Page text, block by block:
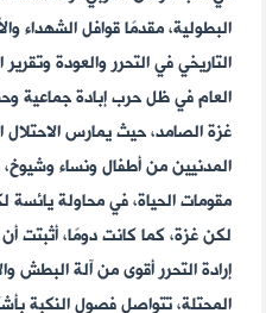
البطولية، مقدمًا قوافل الشهداء
التاريخي في التحرر والعودة
العام في ظل حرب إبادة جماعية
غزة الصامد، حيث يمارس
المدنيين من أطفال ونساء
مقومات الحياة، في محاولة يائسة
لكن غزة، كما كانت دومًا، أثبتت
إرادة التحرر أقوى من آلة البطش
المحتلة، تتواصل فصول النكبة